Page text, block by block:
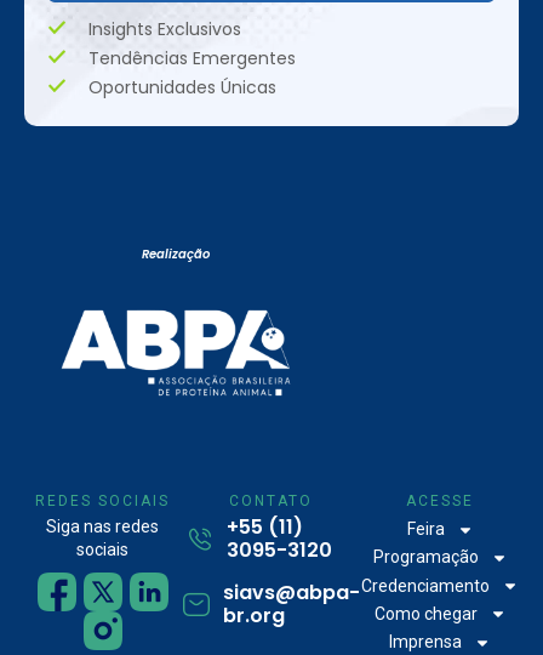
Insights Exclusivos
Tendências Emergentes
Oportunidades Únicas
Realização
REDES SOCIAIS
Siga nas redes
sociais
CONTATO
+55 (11)
3095-3120
siavs@abpa-
br.org
ACESSE
Feira
Programação
Credenciamento
Como chegar
Imprensa